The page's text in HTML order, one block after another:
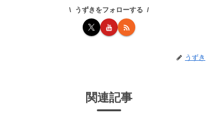
うずきをフォローする
うずき
関連記事